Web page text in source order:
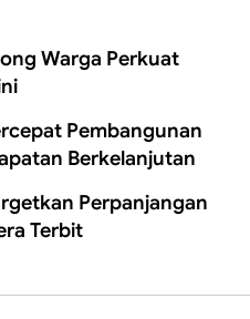
Warga Perkuat
Pembangunan
Berkelanjutan
Perpanjangan
Terbit